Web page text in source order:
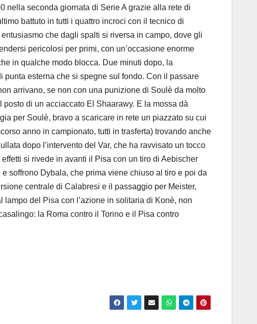
nella seconda giornata di Serie A grazie alla rete di
battuto in tutti i quattro incroci con il tecnico di
che dagli spalti si riversa in campo, dove gli
pericolosi per primi, con un’occasione enorme
in qualche modo blocca. Due minuti dopo, la
esterna che si spegne sul fondo. Con il passare
arrivano, se non con una punizione di Soulè da molto
di un acciaccato El Shaarawy. E la mossa dà
per Soulè, bravo a scaricare in rete un piazzato su cui
anno in campionato, tutti in trasferta) trovando anche
dopo l’intervento del Var, che ha ravvisato un tocco
si rivede in avanti il Pisa con un tiro di Aebischer
soffrono Dybala, che prima viene chiuso al tiro e poi da
centrale di Calabresi e il passaggio per Meister,
del Pisa con l’azione in solitaria di Konè, non
la Roma contro il Torino e il Pisa contro